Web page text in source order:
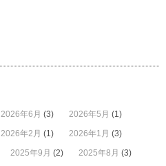
2026年6月 (3) 2026年5月 (1)
2026年2月 (1) 2026年1月 (3)
2025年9月 (2) 2025年8月 (3)